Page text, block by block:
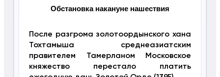
Обстановка накануне нашествия
После разгрома золотоордынского хана
Тохтамыша среднеазиатским
правителем Тамерланом Московское
княжество перестало платить